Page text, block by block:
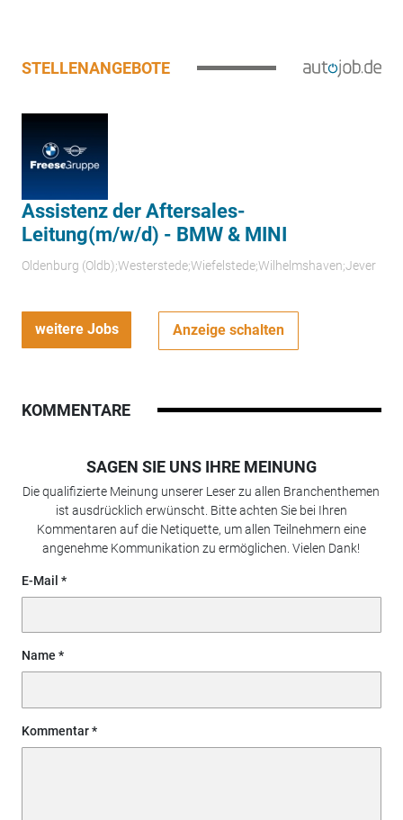
STELLENANGEBOTE
Assistenz der Aftersales-
Leitung(m/w/d) - BMW & MINI
Oldenburg (Oldb);Westerstede;Wiefelstede;Wilhelmshaven;Jever
weitere Jobs Anzeige schalten
KOMMENTARE
SAGEN SIE UNS IHRE MEINUNG
Die qualifizierte Meinung unserer Leser zu allen Branchenthemen
ist ausdrücklich erwünscht. Bitte achten Sie bei Ihren
Kommentaren auf die Netiquette, um allen Teilnehmern eine
angenehme Kommunikation zu ermöglichen. Vielen Dank!
E-Mail
Name
Kommentar